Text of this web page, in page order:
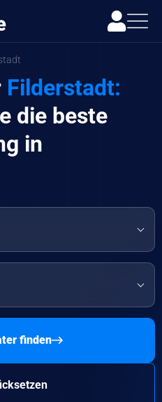
Filderstadt:
die beste
in
finden